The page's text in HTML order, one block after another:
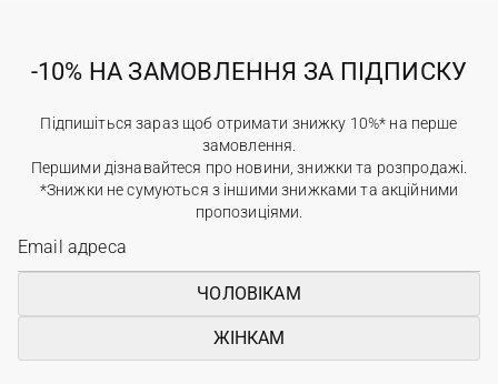
-10% НА ЗАМОВЛЕННЯ ЗА ПІДПИСКУ
Підпишіться зараз щоб отримати знижку 10%* на перше
замовлення.
Першими дізнавайтеся про новини, знижки та розпродажі.
*Знижки не сумуються з іншими знижками та акційними
пропозиціями.
ЧОЛОВІКАМ
ЖІНКАМ